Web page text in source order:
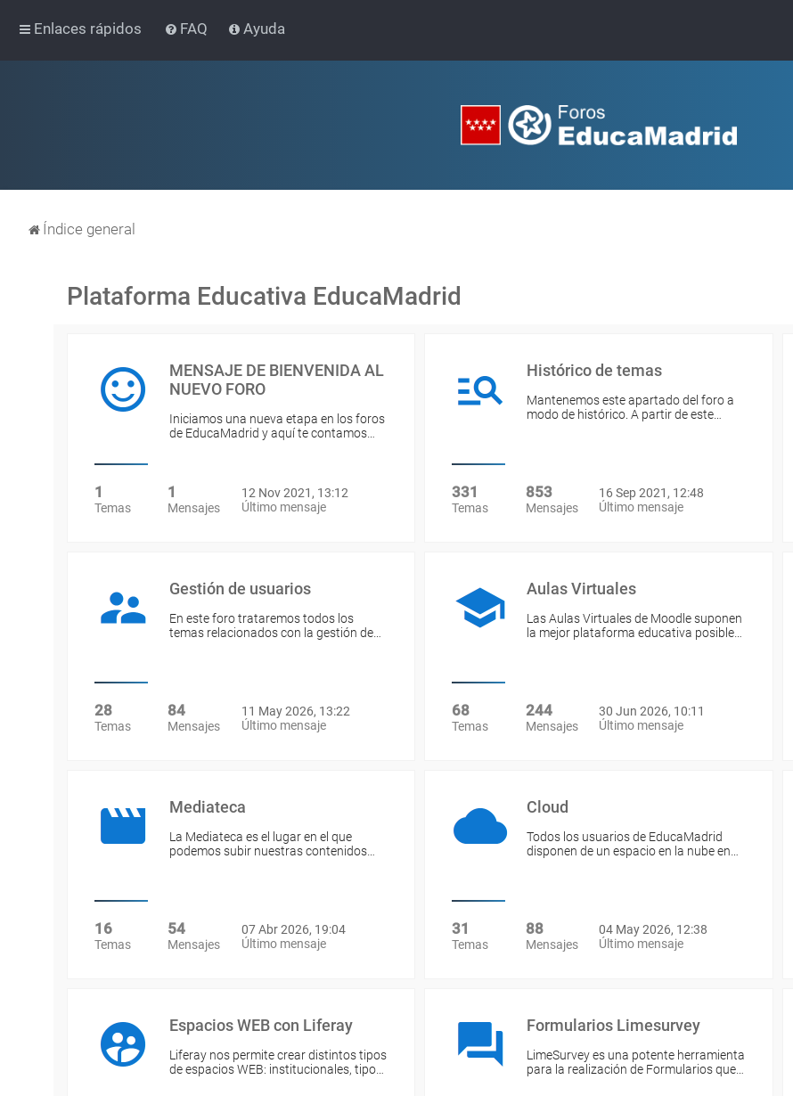
Enlaces rápidos FAQ Ayuda
Índice general
Plataforma Educativa EducaMadrid
MENSAJE DE BIENVENIDA AL
NUEVO FORO
Iniciamos una nueva etapa en los foros
de EducaMadrid y aquí te contamos…
1
Temas
1
Mensajes
12 Nov 2021, 13:12
Último mensaje
Histórico de temas
Mantenemos este apartado del foro a
modo de histórico. A partir de este…
331
Temas
853
Mensajes
16 Sep 2021, 12:48
Último mensaje
Gestión de usuarios
En este foro trataremos todos los
temas relacionados con la gestión de…
28
Temas
84
Mensajes
11 May 2026, 13:22
Último mensaje
Aulas Virtuales
Las Aulas Virtuales de Moodle suponen
la mejor plataforma educativa posible…
68
Temas
244
Mensajes
30 Jun 2026, 10:11
Último mensaje
Mediateca
La Mediateca es el lugar en el que
podemos subir nuestras contenidos…
16
Temas
54
Mensajes
07 Abr 2026, 19:04
Último mensaje
Cloud
Todos los usuarios de EducaMadrid
disponen de un espacio en la nube en…
31
Temas
88
Mensajes
04 May 2026, 12:38
Último mensaje
Espacios WEB con Liferay
Liferay nos permite crear distintos tipos
de espacios WEB: institucionales, tipo…
Formularios Limesurvey
LimeSurvey es una potente herramienta
para la realización de Formularios que…